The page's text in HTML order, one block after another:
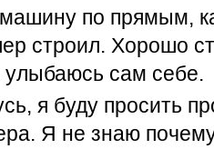
по прямым,
строил. Хорошо
улыбаюсь сам себе.
я буду просить
Я не знаю